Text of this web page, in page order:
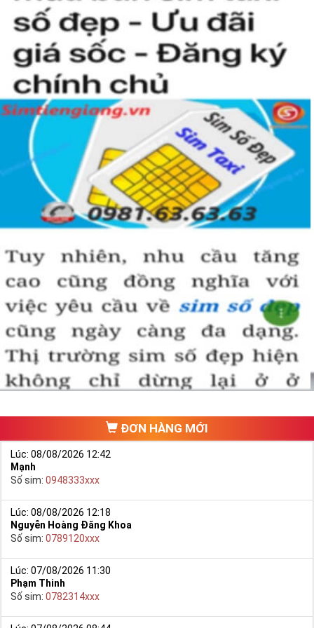
người khác cũng sẽ biết được vị trí của bạn trong xã hội là như thế
nào rồi?
Hướng dẫn mua Sim Tứ Quý 2 tại
Simtiengiang.vn.
Sim Tiền Giang là đơn vị cung cấp
Tứ Quý, sim giá rẻ uy
tín chất lượng.
Chọn mua sim số đẹp thường mất nhiều thời gian ở khoản lựa số,
một số phải vừa đẹp, vừa tốt về phong thủy thì mới là sim hoàn
hảo. Vậy phải làm sao?
- Cách nhanh nhất để chọn mua được Sim Tứ Quý 2 là bạn vào
trang chủ của Sim Tiền Giang, chọn mục “
Sim giảm giá
“ ở ngay đầu
trang chủ. Đây là danh sách sim được đại lý giảm giá vì một số lý
Ngoài ra quý khách chưa ưng ý về Sim Tứ Quý 2 có cũng thể tham
khảo thêm Sim Vinaphone,Sim Gmobile, Sim Tứ Quý Giữa
ĐƠN HÀNG MỚI
Lúc: 08/08/2026 12:42
Mạnh
Số sim: 0948333xxx
Lúc: 08/08/2026 12:18
Nguyễn Hoàng Đăng Khoa
Số sim: 0789120xxx
Lúc: 07/08/2026 11:30
Phạm Thinh
Số sim: 0782314xxx